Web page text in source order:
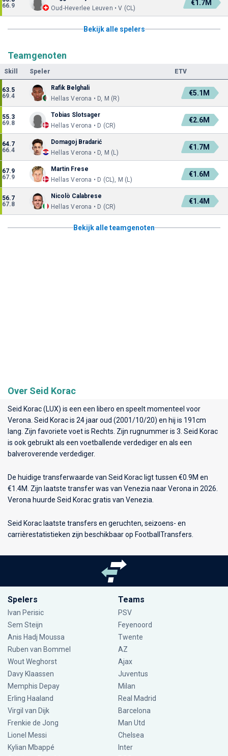
66.9
Oud-Heverlee Leuven • V (CL)
€1.7M
Bekijk alle spelers
Teamgenoten
Skill Speler ETV
63.5
69.4
Rafik Belghali
Hellas Verona • D, M (R)
€5.1M
55.3
69.8
Tobias Slotsager
Hellas Verona • D (CR)
€2.6M
64.7
66.4
Domagoj Bradarić
Hellas Verona • D, M (L)
€1.7M
67.9
67.9
Martin Frese
Hellas Verona • D (CL), M (L)
€1.6M
56.7
67.8
Nicolò Calabrese
Hellas Verona • D (CR)
€1.4M
Bekijk alle teamgenoten
Over Seid Korac
Seid Korac (LUX) is een een libero en speelt momenteel voor
Verona . Seid Korac is 24 jaar oud (2001/10/20) en hij is 191cm
lang. Zijn favoriete voet is Rechts. Zijn rugnummer is 3. Seid Korac
is ook gebruikt als een voetballende verdediger en als een
balveroverende verdediger.
De huidige transferwaarde van Seid Korac ligt tussen €0.9M en
€1.4M. Zijn laatste transfer was van Venezia naar Verona in 2026.
Verona huurde Seid Korac gratis van Venezia.
Seid Korac laatste transfers en geruchten, seizoens- en
carrièrestatistieken zijn beschikbaar op FootballTransfers.
Spelers
Ivan Perisic
Sem Steijn
Anis Hadj Moussa
Ruben van Bommel
Wout Weghorst
Davy Klaassen
Memphis Depay
Erling Haaland
Virgil van Dijk
Frenkie de Jong
Lionel Messi
Kylian Mbappé
Teams
PSV
Feyenoord
Twente
AZ
Ajax
Juventus
Milan
Real Madrid
Barcelona
Man Utd
Chelsea
Inter